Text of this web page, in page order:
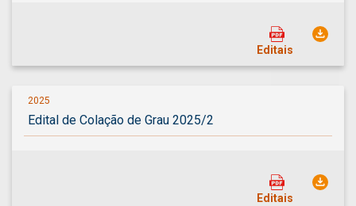
Editais
2025
Edital de Colação de Grau 2025/2
Editais